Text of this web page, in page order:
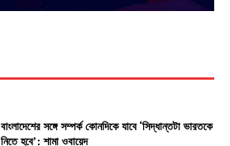
বাংলাদেশের সঙ্গে সম্পর্ক কোনদিকে যাবে ‘সিদ্ধান্তটা ভারতকে
নিতে হবে’: শামা ওবায়েদ